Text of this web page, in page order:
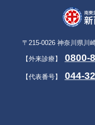
〒215-0026 神奈川県川
【外来診療】 0800-
【代表番号】 044-